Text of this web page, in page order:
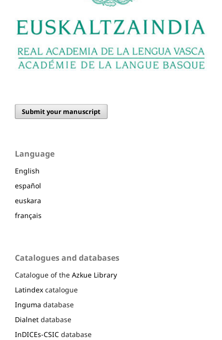
Submit your manuscript
Language
English
español
euskara
français
Catalogues and databases
Catalogue of the Azkue Library
Latindex catalogue
Inguma database
Dialnet database
InDICEs-CSIC database